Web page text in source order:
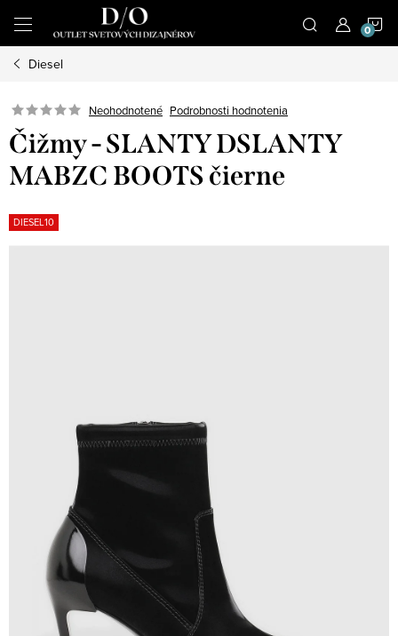
obsah
Diesel
Neohodnotené Podrobnosti hodnotenia
Čižmy - SLANTY DSLANTY
MABZC BOOTS čierne
DIESEL10